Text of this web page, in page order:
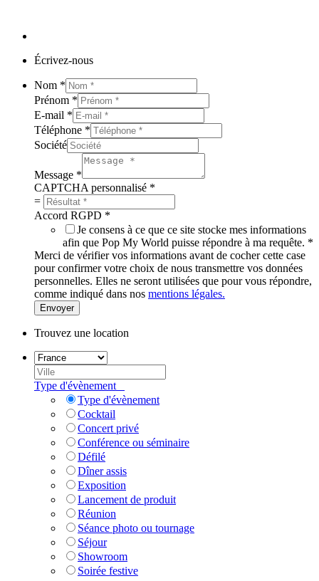
Écrivez-nous
Nom *
Prénom *
E-mail *
Téléphone *
Société
Message *
CAPTCHA personnalisé *
=
Accord RGPD *
Je consens à ce que ce site stocke mes informations
afin que Pop My World puisse répondre à ma requête. *
Merci de vérifier vos informations avant de cocher cette case
pour confirmer votre choix de nous transmettre vos données
personnelles. Elles ne seront utilisées que pour vous répondre,
comme indiqué dans nos mentions légales.
Envoyer
Trouvez une location
Type d'évènement
Type d'évènement
Cocktail
Concert privé
Conférence ou séminaire
Défilé
Dîner assis
Exposition
Lancement de produit
Réunion
Séance photo ou tournage
Séjour
Showroom
Soirée festive